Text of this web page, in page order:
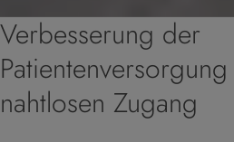
Verbesserung der
nahtlosen Zugang